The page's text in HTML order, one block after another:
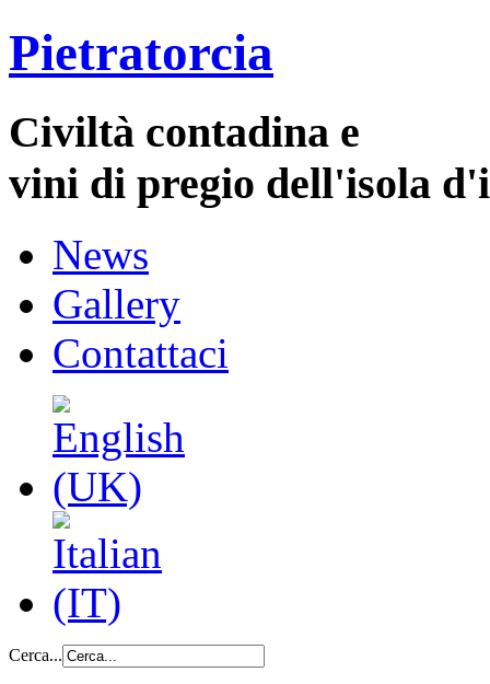
Pietratorcia
Civiltà contadina e
vini di pregio dell'isola
News
Gallery
Contattaci
Cerca...